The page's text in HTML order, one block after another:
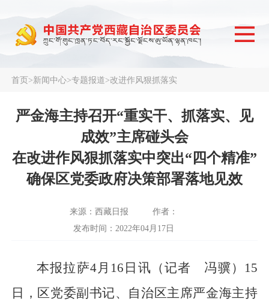
首页>新闻中心>专题报道>改进作风狠抓落实
严金海主持召开“重实干、抓落实、见
成效”主席碰头会
在改进作风狠抓落实中突出“四个精准”
确保区党委政府决策部署落地见效
来源：西藏日报
作者：
发布时间：2022年04月17日
本报拉萨4月16日讯（记者 冯骥）15
日，区党委副书记、自治区主席严金海主持